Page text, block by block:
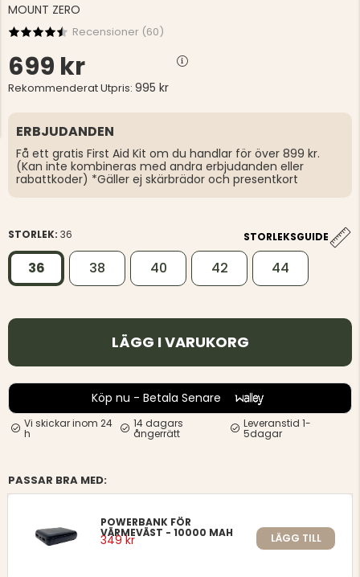
MOUNT ZERO
Recensioner (60)
699 kr
Rekommenderat Utpris: 995 kr
ERBJUDANDEN
Få ett gratis First Aid Kit om du handlar för över 899 kr.
(Kan inte kombineras med andra erbjudanden eller
rabattkoder) *Gäller ej skärbrädor och presentkort
STORLEK: 36 STORLEKSGUIDE
36 38 40 42 44
LÄGG I VARUKORG
Köp nu - Betala Senare
Vi skickar inom 24
h
14 dagars
ångerrätt
Leveranstid 1-
5dagar
PASSAR BRA MED:
POWERBANK FÖR
VÄRMEVÄST - 10000 MAH
349 kr LÄGG TILL